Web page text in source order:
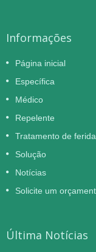
Informações
Página inicial
Específica
Médico
Repelente
Tratamento de
Solução
Notícias
Solicite um
Última Notícias